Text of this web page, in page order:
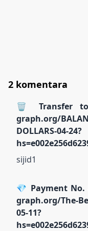
2 komentara
🗑 Transfer to
graph.org/
DOLLARS-04-24?
sijid1
💎 Payment No.
graph.org/The-
05-11?